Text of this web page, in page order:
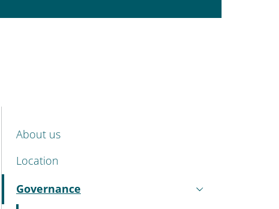
MENU CEV SECOND NAVIGATION
About us
Location
Governance
Active